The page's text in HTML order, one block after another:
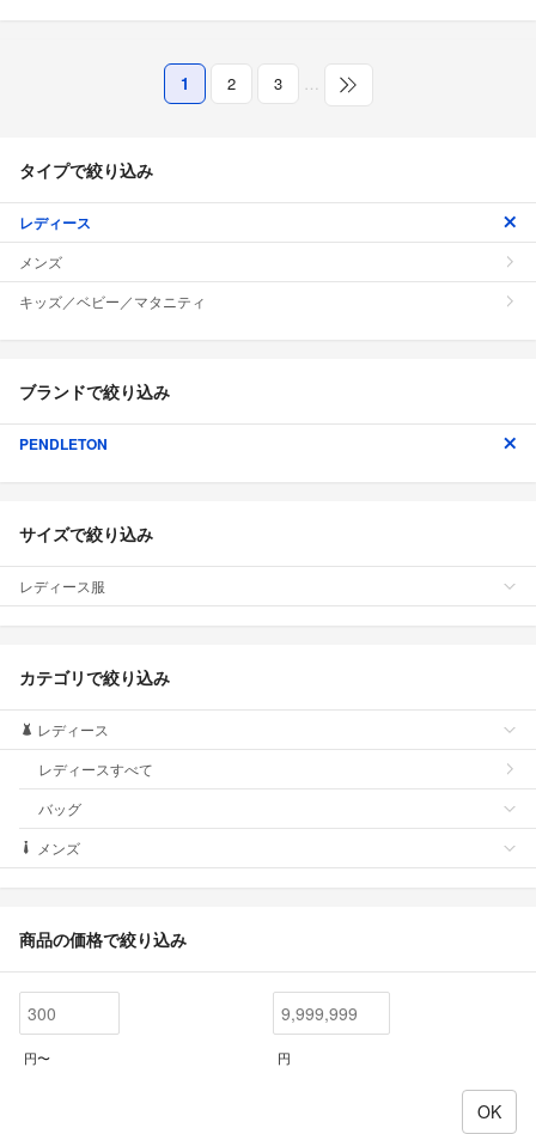
1 2 3 …
タイプで絞り込み
レディース
メンズ
キッズ／ベビー／マタニティ
ブランドで絞り込み
PENDLETON
サイズで絞り込み
レディース服
カテゴリで絞り込み
レディース
レディースすべて
バッグ
メンズ
商品の価格で絞り込み
円〜 円